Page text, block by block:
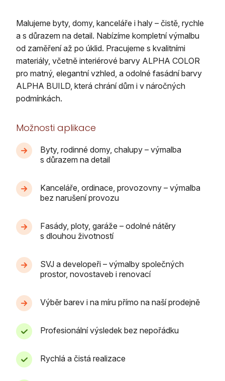
Malujeme byty, domy, kanceláře i haly – čistě, rychle
a s důrazem na detail. Nabízíme kompletní výmalbu
od zaměření až po úklid. Pracujeme s kvalitními
materiály, včetně interiérové barvy ALPHA COLOR
pro matný, elegantní vzhled, a odolné fasádní barvy
ALPHA BUILD, která chrání dům i v náročných
podmínkách.
Možnosti aplikace
Byty, rodinné domy, chalupy – výmalba
s důrazem na detail
Kanceláře, ordinace, provozovny – výmalba
bez narušení provozu
Fasády, ploty, garáže – odolné nátěry
s dlouhou životností
SVJ a developeři – výmalby společných
prostor, novostaveb i renovací
Výběr barev i na míru přímo na naší prodejně
Profesionální výsledek bez nepořádku
Rychlá a čistá realizace